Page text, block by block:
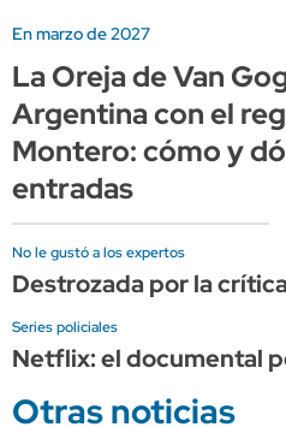
En marzo de 2027
La Oreja de Van
Argentina con el
Montero: cómo y
entradas
No le gustó a los expertos
Destrozada por la
Series policiales
Netflix: el documental
Otras noticias